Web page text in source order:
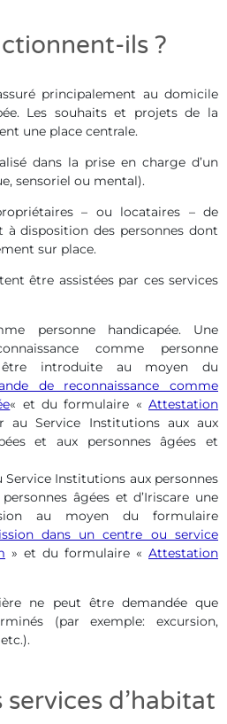
ils ?
principalement au domicile
Les souhaits et projets de la
une place centrale.
dans la prise en charge d’un
sensoriel ou mental).
– ou locataires – de
à disposition des personnes dont
sur place.
être assistées par ces services
personne handicapée. Une
comme personne
être introduite au moyen du
de reconnaissance comme
« et du formulaire «Attestation
au Service Institutions aux aux
et aux personnes âgées et
Institutions aux personnes
âgées et d’Iriscare une
au moyen du formulaire
dans un centre ou service
» et du formulaire « Attestation
ne peut être demandée que
(par exemple: excursion,
services d’habitat